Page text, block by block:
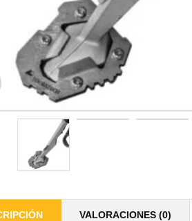
VALORACIONES (0)